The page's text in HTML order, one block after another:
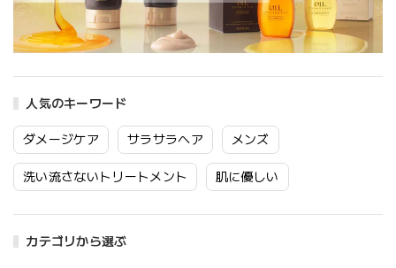
人気のキーワード
ダメージケア サラサラヘア メンズ
洗い流さないトリートメント 肌に優しい
カテゴリから選ぶ